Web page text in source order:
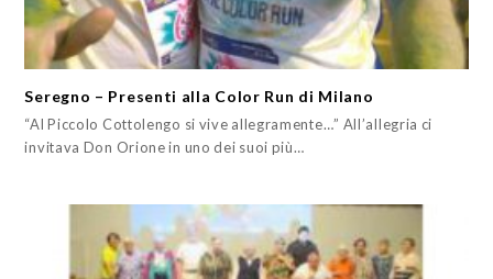
Seregno – Presenti alla Color Run di Milano
“Al Piccolo Cottolengo si vive allegramente…” All’allegria ci
invitava Don Orione in uno dei suoi più…